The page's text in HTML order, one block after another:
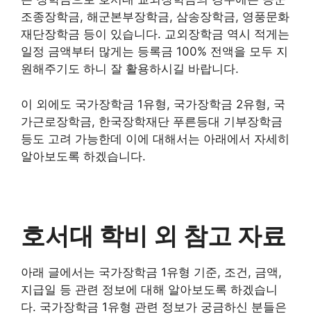
조종장학금, 해군본부장학금, 삼송장학금, 영풍문화
재단장학금 등이 있습니다. 교외장학금 역시 적게는
일정 금액부터 많게는 등록금 100% 전액을 모두 지
원해주기도 하니 잘 활용하시길 바랍니다.
이 외에도 국가장학금 1유형, 국가장학금 2유형, 국
가근로장학금, 한국장학재단 푸른등대 기부장학금
등도 고려 가능한데 이에 대해서는 아래에서 자세히
알아보도록 하겠습니다.
호서대 학비 외 참고 자료
아래 글에서는 국가장학금 1유형 기준, 조건, 금액,
지급일 등 관련 정보에 대해 알아보도록 하겠습니
다. 국가장학금 1유형 관련 정보가 궁금하신 분들은